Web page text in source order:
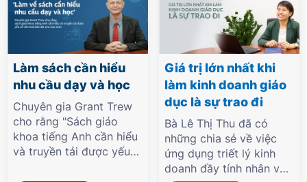
Làm sách cần hiểu
nhu cầu dạy và học
Chuyên gia Grant Trew
cho rằng "Sách giáo
khoa tiếng Anh cần hiểu
và truyền tải được yếu
Giá trị lớn nhất khi
làm kinh doanh giáo
dục là sự trao đi
Bà Lê Thị Thu đã có
những chia sẻ về việc
ứng dụng triết lý kinh
doanh đầy tính nhân văn